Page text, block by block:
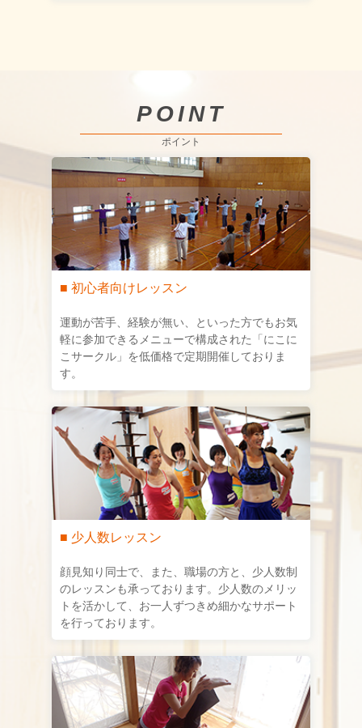
POINT
ポイント
■ 初心者向けレッスン
運動が苦手、経験が無い、といった方でもお気
軽に参加できるメニューで構成された「にこに
こサークル」を低価格で定期開催しておりま
す。
■ 少人数レッスン
顔見知り同士で、また、職場の方と、少人数制
のレッスンも承っております。少人数のメリッ
トを活かして、お一人ずつきめ細かなサポート
を行っております。